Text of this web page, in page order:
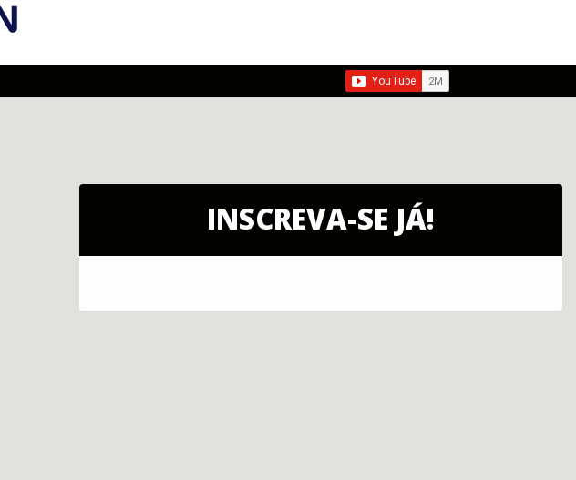
INSCREVA-SE JÁ!